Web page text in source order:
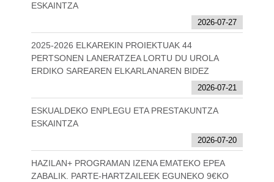
ESKAINTZA
2026-07-27
2025-2026 ELKAREKIN PROIEKTUAK 44
PERTSONEN LANERATZEA LORTU DU UROLA
ERDIKO SAREAREN ELKARLANAREN BIDEZ
2026-07-21
ESKUALDEKO ENPLEGU ETA PRESTAKUNTZA
ESKAINTZA
2026-07-20
HAZILAN+ PROGRAMAN IZENA EMATEKO EPEA
ZABALIK. PARTE-HARTZAILEEK EGUNEKO 9€KO